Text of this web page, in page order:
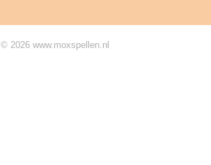
© 2026 www.moxspellen.nl